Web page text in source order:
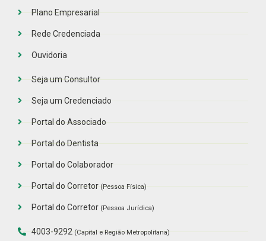
Plano Empresarial
Rede Credenciada
Ouvidoria
Seja um Consultor
Seja um Credenciado
Portal do Associado
Portal do Dentista
Portal do Colaborador
Portal do Corretor(Pessoa Física)
Portal do Corretor (Pessoa Jurídica)
4003-9292(Capital e Região Metropolitana)